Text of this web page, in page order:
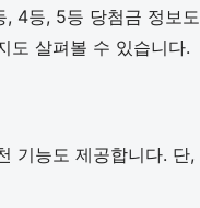
4등, 5등 당첨금 정보
도 살펴볼 수 있습니다.
기능도 제공합니다.